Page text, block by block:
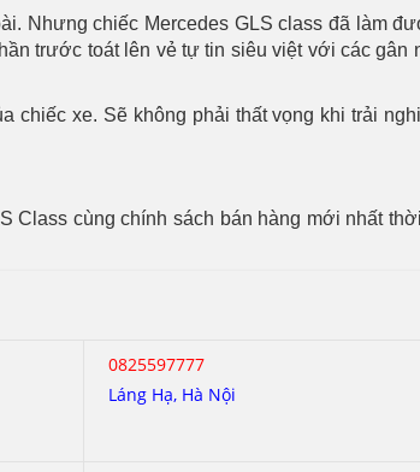
Nhưng chiếc Mercedes GLS class đã làm
trước toát lên vẻ tự tin siêu việt với các
chiếc xe. Sẽ không phải thất vọng khi trải
Class cùng chính sách bán hàng mới nhất
0825597777
Láng Hạ, Hà Nội